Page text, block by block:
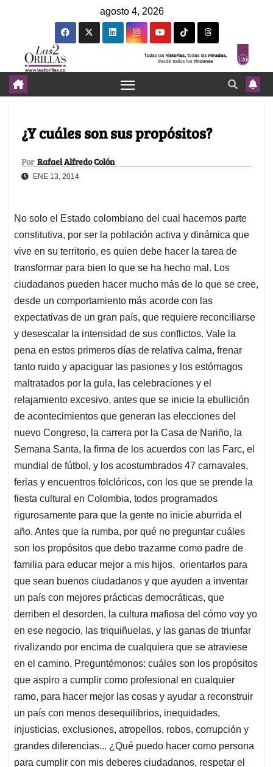
agosto 4, 2026
¿Y cuáles son sus propósitos?
Por Rafael Alfredo Colón
ENE 13, 2014
No solo el Estado colombiano del cual hacemos parte
constitutiva, por ser la población activa y dinámica que
vive en su territorio, es quien debe hacer la tarea de
transformar para bien lo que se ha hecho mal. Los
ciudadanos pueden hacer mucho más de lo que se cree,
desde un comportamiento más acorde con las
expectativas de un gran país, que requiere reconciliarse
y desescalar la intensidad de sus conflictos. Vale la
pena en estos primeros días de relativa calma, frenar
tanto ruido y apaciguar las pasiones y los estómagos
maltratados por la gula, las celebraciones y el
relajamiento excesivo, antes que se inicie la ebullición
de acontecimientos que generan las elecciones del
nuevo Congreso, la carrera por la Casa de Nariño, la
Semana Santa, la firma de los acuerdos con las Farc, el
mundial de fútbol, y los acostumbrados 47 carnavales,
ferias y encuentros folclóricos, con los que se prende la
fiesta cultural en Colombia, todos programados
rigurosamente para que la gente no inicie aburrida el
año. Antes que la rumba, por qué no preguntar cuáles
son los propósitos que debo trazarme como padre de
familia para educar mejor a mis hijos, orientarlos para
que sean buenos ciudadanos y que ayuden a inventar
un país con mejores prácticas democráticas, que
derriben el desorden, la cultura mafiosa del cómo voy yo
en ese negocio, las triquiñuelas, y las ganas de triunfar
rivalizando por encima de cualquiera que se atraviese
en el camino. Preguntémonos: cuáles son los propósitos
que aspiro a cumplir como profesional en cualquier
ramo, para hacer mejor las cosas y ayudar a reconstruir
un país con menos desequilibrios, inequidades,
injusticias, exclusiones, atropellos, robos, corrupción y
grandes diferencias... ¿Qué puedo hacer como persona
para cumplir con mis deberes ciudadanos, respetar el